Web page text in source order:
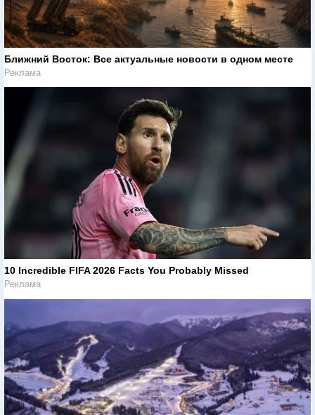
Ближний Восток: Все актуальные новости в одном месте
Реклама
10 Incredible FIFA 2026 Facts You Probably Missed
Реклама